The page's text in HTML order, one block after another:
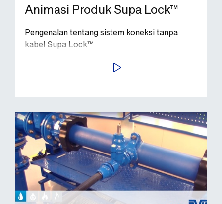
Animasi Produk Supa Lock™
Pengenalan tentang sistem koneksi tanpa
kabel Supa Lock™
PUTAR VIDEO